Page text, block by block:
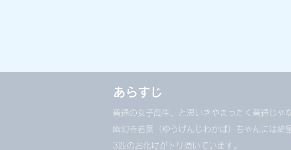
あらすじ
普通の女子高生、と思いきやまったく普通じゃ
幽幻寺若葉（ゆうげんじわかば）ちゃんには綺
3匹のお化けがトリ憑いています。